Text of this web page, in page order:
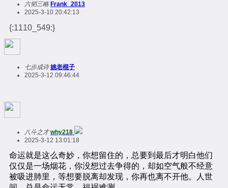
六韬三略 Frank_2013
2025-3-10 20:42:13
{:1110_549:}
七步成诗 姚老棍子
2025-3-12 09:46:44
八斗之才 why218
2025-3-12 13:01:18